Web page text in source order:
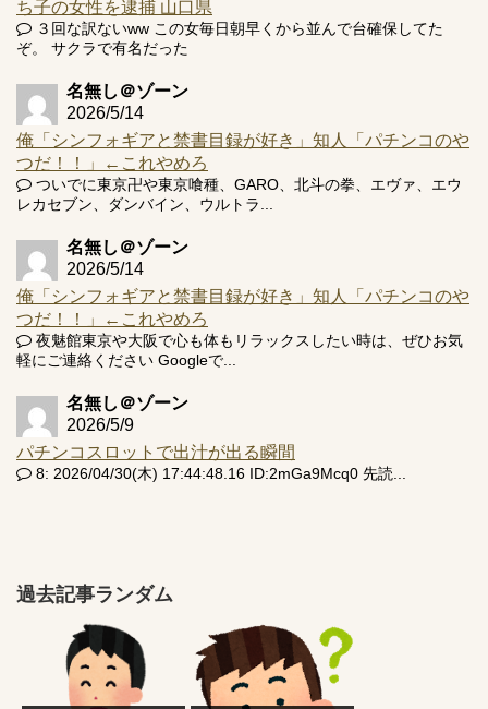
ち子の女性を逮捕 山口県
３回な訳ないww この女毎日朝早くから並んで台確保してた
ぞ。 サクラで有名だった
名無し＠ゾーン
2026/5/14
俺「シンフォギアと禁書目録が好き」知人「パチンコのや
つだ！！」←これやめろ
ついでに東京卍や東京喰種、GARO、北斗の拳、エヴァ、エウ
レカセブン、ダンバイン、ウルトラ...
名無し＠ゾーン
2026/5/14
俺「シンフォギアと禁書目録が好き」知人「パチンコのや
つだ！！」←これやめろ
夜魅館東京や大阪で心も体もリラックスしたい時は、ぜひお気
軽にご連絡ください Googleで...
名無し＠ゾーン
2026/5/9
パチンコスロットで出汁が出る瞬間
8: 2026/04/30(木) 17:44:48.16 ID:2mGa9Mcq0 先読...
過去記事ランダム